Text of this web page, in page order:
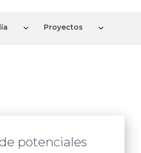
Proyectos
potenciales